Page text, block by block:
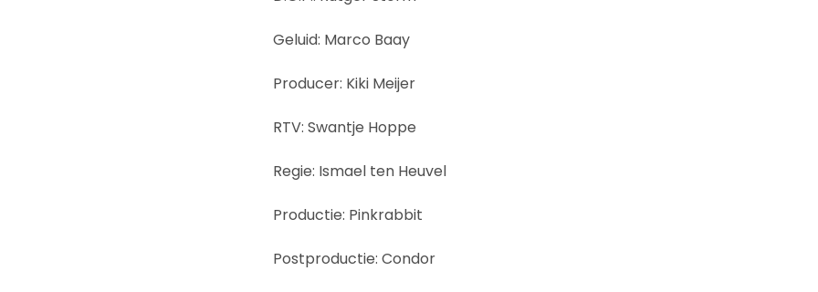
Geluid: Marco Baay
Producer: Kiki Meijer
RTV: Swantje Hoppe
Regie: Ismael ten Heuvel
Productie: Pinkrabbit
Postproductie: Condor